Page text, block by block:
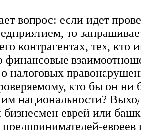
вопрос: если идет
то
контрагентах, тех, кто
финансовые
о налоговых
кто бы он ни
национальности?
бизнесмен еврей или
предпринимателей-евреев